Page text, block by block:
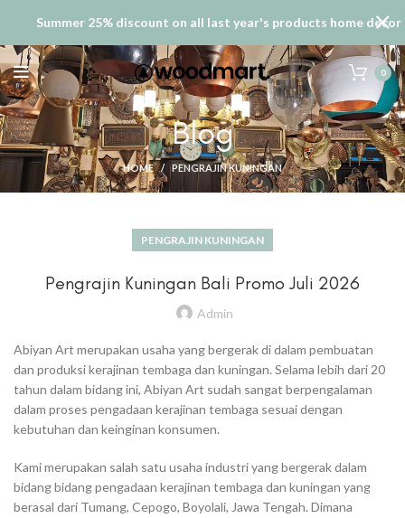
0
Blog
HOME PENGRAJIN KUNINGAN
PENGRAJIN KUNINGAN
Pengrajin Kuningan Bali Promo Juli 2026
Admin
Abiyan Art merupakan usaha yang bergerak di dalam pembuatan
dan produksi kerajinan tembaga dan kuningan. Selama lebih dari 20
tahun dalam bidang ini, Abiyan Art sudah sangat berpengalaman
dalam proses pengadaan kerajinan tembaga sesuai dengan
kebutuhan dan keinginan konsumen.
Kami merupakan salah satu usaha industri yang bergerak dalam
bidang bidang pengadaan kerajinan tembaga dan kuningan yang
berasal dari Tumang, Cepogo, Boyolali, Jawa Tengah. Dimana
Summer 25% discount on all last year's products home decor